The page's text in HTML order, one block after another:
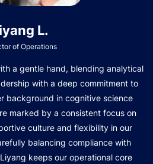
L.
of Operations
a gentle hand, blending analytical
with a deep commitment to
background in cognitive science
marked by a consistent focus on
culture and flexibility in our
balancing compliance with
keeps our operational core